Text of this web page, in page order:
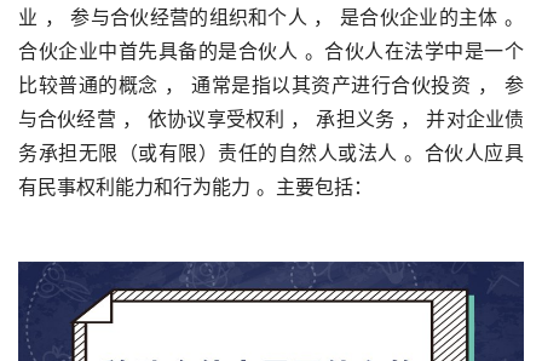
业 ， 参与合伙经营的组织和个人 ， 是合伙企业的主体 。
合伙企业中首先具备的是合伙人 。合伙人在法学中是一个
比较普通的概念 ， 通常是指以其资产进行合伙投资 ， 参
与合伙经营 ， 依协议享受权利 ， 承担义务 ， 并对企业债
务承担无限（或有限）责任的自然人或法人 。合伙人应具
有民事权利能力和行为能力 。主要包括：